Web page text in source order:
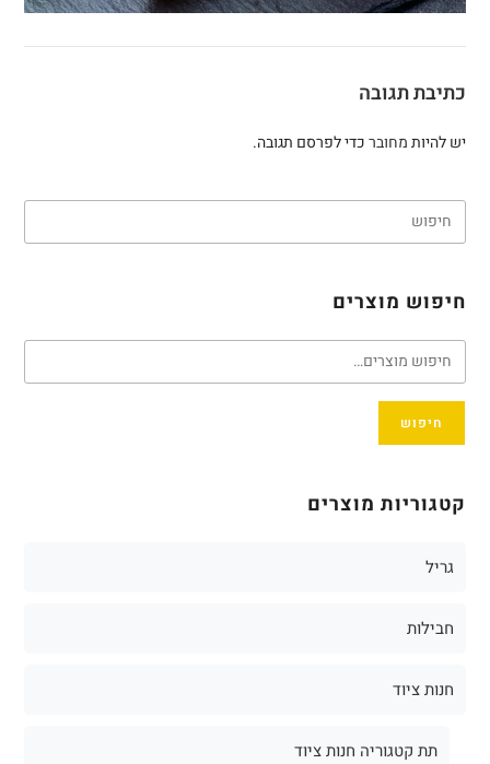
כתיבת תגובה
יש להיותמחוברכדי לפרסם תגובה.
חיפוש מוצרים
חיפוש
קטגוריות מוצרים
גריל
חבילות
חנות ציוד
תת קטגוריה חנות ציוד